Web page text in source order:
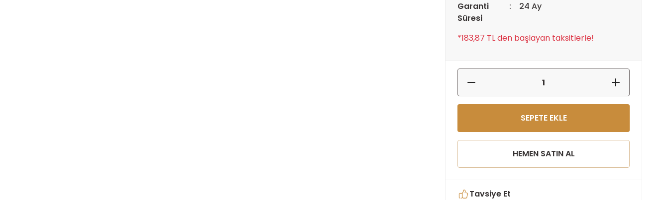
Garanti
Süresi
24 Ay
*183,87 TL den başlayan taksitlerle!
SEPETE EKLE
HEMEN SATIN AL
Tavsiye Et